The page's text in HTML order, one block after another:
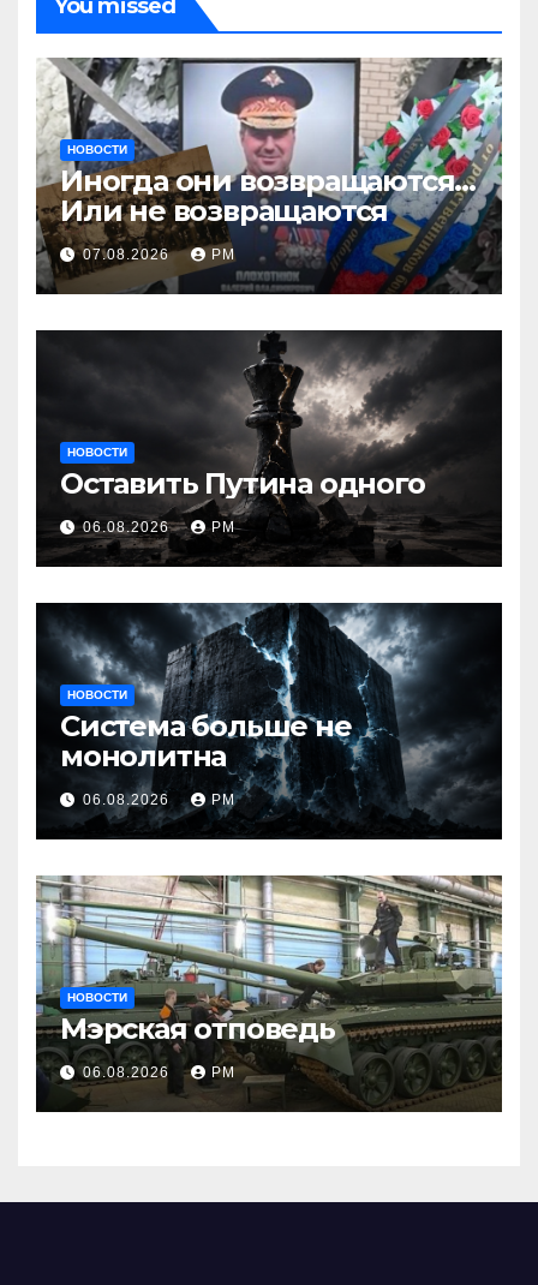
You missed
НОВОСТИ
Иногда они возвращаются…
Или не возвращаются
07.08.2026 РМ
НОВОСТИ
Оставить Путина одного
06.08.2026 РМ
НОВОСТИ
Система больше не
монолитна
06.08.2026 РМ
НОВОСТИ
Мэрская отповедь
06.08.2026 РМ